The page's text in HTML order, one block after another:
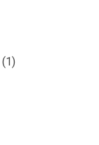
(1)